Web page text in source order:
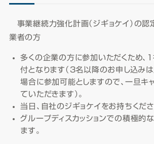
事業継続力強化計画（ジギョケイ）の認
業者の方
多くの企業の方に参加いただくため、
付となります（3名以降のお申し込み
場合に参加可能としますので、一旦キ
ていただきます）。
当日、自社のジギョケイをお持ちくださ
グループディスカッションでの積極的
ます。